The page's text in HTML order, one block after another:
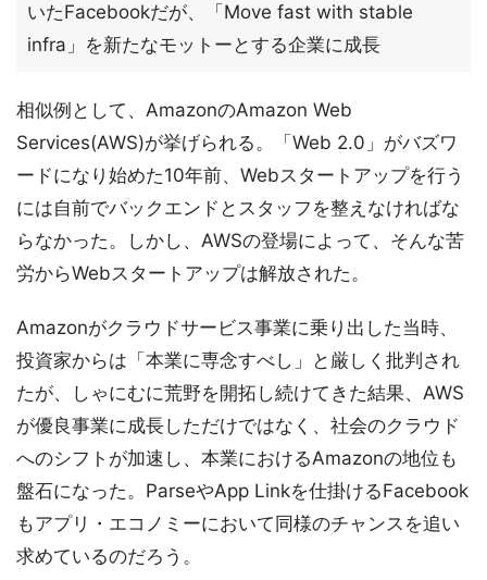
いたFacebookだが、「Move fast with stable
infra」を新たなモットーとする企業に成長
相似例として、AmazonのAmazon Web
Services(AWS)が挙げられる。「Web 2.0」がバズワ
ードになり始めた10年前、Webスタートアップを行う
には自前でバックエンドとスタッフを整えなければな
らなかった。しかし、AWSの登場によって、そんな苦
労からWebスタートアップは解放された。
Amazonがクラウドサービス事業に乗り出した当時、
投資家からは「本業に専念すべし」と厳しく批判され
たが、しゃにむに荒野を開拓し続けてきた結果、AWS
が優良事業に成長しただけではなく、社会のクラウド
へのシフトが加速し、本業におけるAmazonの地位も
盤石になった。ParseやApp Linkを仕掛けるFacebook
もアプリ・エコノミーにおいて同様のチャンスを追い
求めているのだろう。